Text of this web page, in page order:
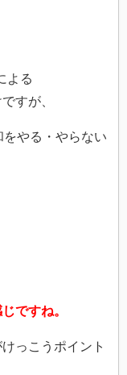
よる
すが、
やる・やらない
ですね。
っこうポイント